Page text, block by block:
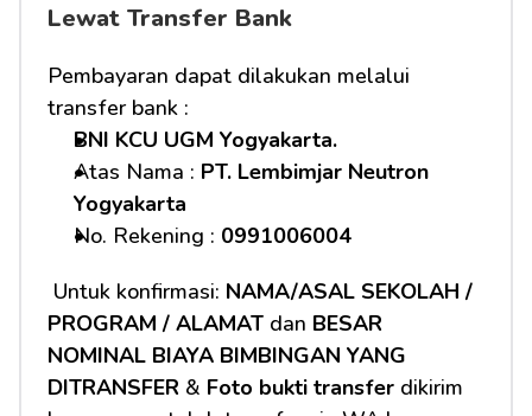
Lewat Transfer Bank
Pembayaran dapat dilakukan melalui
transfer bank :
BNI KCU UGM Yogyakarta.
Atas Nama : PT. Lembimjar Neutron
Yogyakarta
No. Rekening : 0991006004
Untuk konfirmasi: NAMA/ASAL SEKOLAH /
PROGRAM / ALAMAT dan BESAR
NOMINAL BIAYA BIMBINGAN YANG
DITRANSFER & Foto bukti transfer dikirim